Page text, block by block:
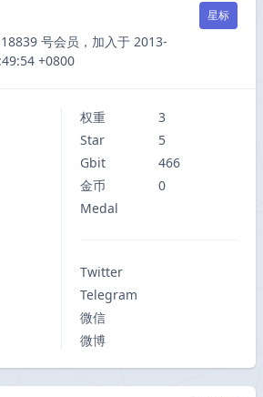
号会员，加入于 2013-
+0800
星标
权重
3
Star
5
Gbit
466
金币
0
Medal
Twitter
Telegram
微信
微博